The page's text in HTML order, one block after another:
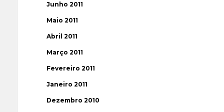
Junho 2011
Maio 2011
Abril 2011
Março 2011
Fevereiro 2011
Janeiro 2011
Dezembro 2010